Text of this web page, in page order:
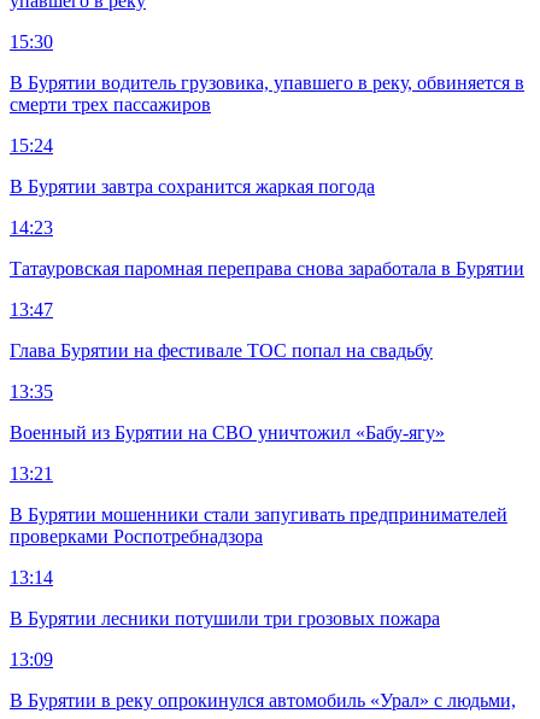
15:30
В Бурятии водитель грузовика, упавшего в реку, обвиняется в
смерти трех пассажиров
15:24
В Бурятии завтра сохранится жаркая погода
14:23
Татауровская паромная переправа снова заработала в Бурятии
13:47
Глава Бурятии на фестивале ТОС попал на свадьбу
13:35
Военный из Бурятии на СВО уничтожил «Бабу-ягу»
13:21
В Бурятии мошенники стали запугивать предпринимателей
проверками Роспотребнадзора
13:14
В Бурятии лесники потушили три грозовых пожара
13:09
В Бурятии в реку опрокинулся автомобиль «Урал» с людьми,